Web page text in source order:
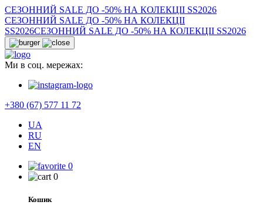
СЕЗОННИЙ SALE ДО -50% НА КОЛЕКЦІІ SS2026
СЕЗОННИЙ SALE ДО -50% НА КОЛЕКЦІІ
SS2026СЕЗОННИЙ SALE ДО -50% НА КОЛЕКЦІІ SS2026
Ми в соц. мережах:
+380 (67) 577 11 72
UA
RU
EN
0
0
Кошик